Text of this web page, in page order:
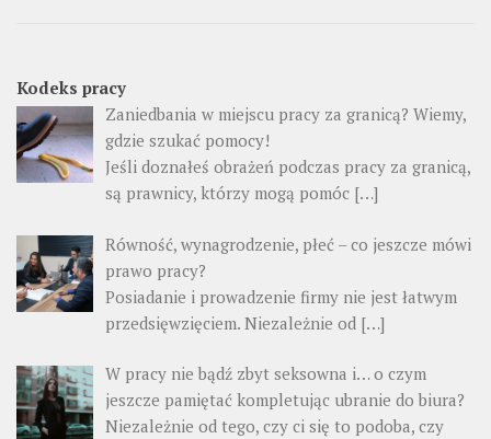
Kodeks pracy
Zaniedbania w miejscu pracy za granicą? Wiemy,
gdzie szukać pomocy!
Jeśli doznałeś obrażeń podczas pracy za granicą,
są prawnicy, którzy mogą pomóc […]
Równość, wynagrodzenie, płeć – co jeszcze mówi
prawo pracy?
Posiadanie i prowadzenie firmy nie jest łatwym
przedsięwzięciem. Niezależnie od […]
W pracy nie bądź zbyt seksowna i… o czym
jeszcze pamiętać kompletując ubranie do biura?
Niezależnie od tego, czy ci się to podoba, czy